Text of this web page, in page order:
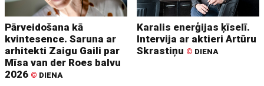
Pārveidošana kā
kvintesence. Saruna ar
arhitekti Zaigu Gaili par
Mīsa van der Roes balvu
2026 © DIENA
Karalis enerģijas ķīselī.
Intervija ar aktieri Artūru
Skrastiņu © DIENA